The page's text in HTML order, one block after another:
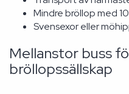
Mindre bröllop med
Svensexor eller
Mellanstor buss
bröllopssällskap